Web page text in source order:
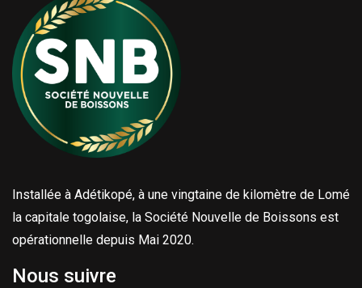
Installée à Adétikopé, à une vingtaine de kilomètre de Lomé
la capitale togolaise, la Société Nouvelle de Boissons est
opérationnelle depuis Mai 2020.
Nous suivre